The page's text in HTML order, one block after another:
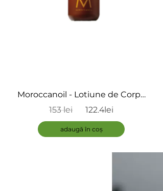
Moroccanoil - Lotiune de Corp -
Body Lotion Ambiance De
153 lei 122.4lei
adaugă în coș